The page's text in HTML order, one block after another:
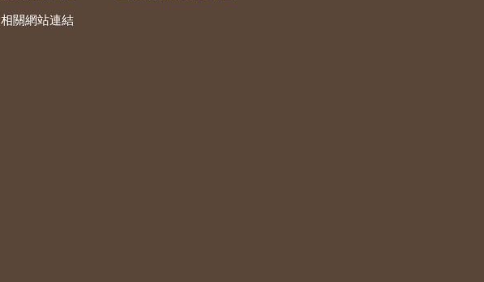
相關網站連結